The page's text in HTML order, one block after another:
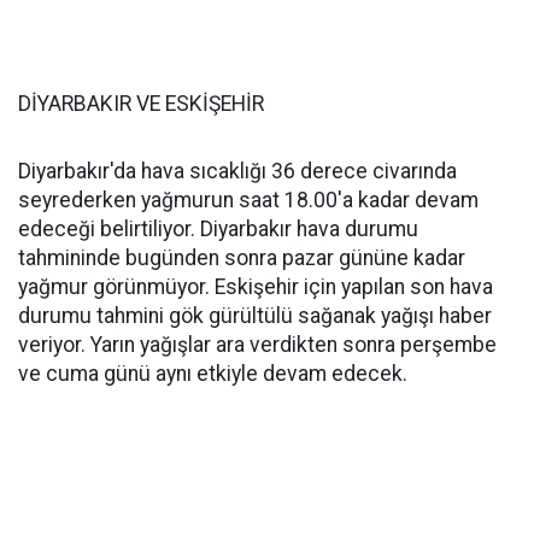
DİYARBAKIR VE ESKİŞEHİR
Diyarbakır'da hava sıcaklığı 36 derece civarında
seyrederken yağmurun saat 18.00'a kadar devam
edeceği belirtiliyor. Diyarbakır hava durumu
tahmininde bugünden sonra pazar gününe kadar
yağmur görünmüyor. Eskişehir için yapılan son hava
durumu tahmini gök gürültülü sağanak yağışı haber
veriyor. Yarın yağışlar ara verdikten sonra perşembe
ve cuma günü aynı etkiyle devam edecek.